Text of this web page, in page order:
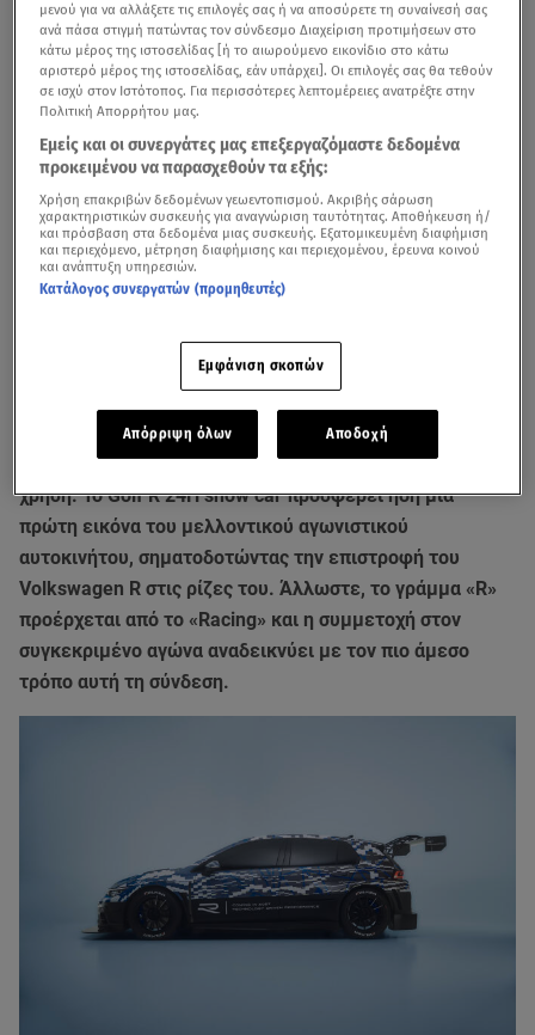
Το 2027, χρονιά κατά την οποία το Volkswagen R
γιορτάζει 25 χρόνια παρουσίας, το premium
στον μηχανοκίνητο αθλητισμό, επιστρέφει δυναμικά
στους αγώνες, με συμμετοχή στο εμβληματικό 24h
εξελίσσει, σε συνεργασία με τη Max Kruse Racing, ένα
τετρακίνητο Golf R ειδικά σχεδιασμένο για αγωνιστική
χρήση. Το Golf R 24H show car προσφέρει ήδη μια
πρώτη εικόνα του μελλοντικού αγωνιστικού
αυτοκινήτου, σηματοδοτώντας την επιστροφή του
Volkswagen R στις ρίζες του. Άλλωστε, το γράμμα «R»
προέρχεται από το «Racing» και η συμμετοχή στον
συγκεκριμένο αγώνα αναδεικνύει με τον πιο άμεσο
τρόπο αυτή τη σύνδεση.
μενού για να αλλάξετε τις επιλογές σας ή να αποσύρετε τη συναίνεσή σας
ανά πάσα στιγμή πατώντας τον σύνδεσμο Διαχείριση προτιμήσεων στο
κάτω μέρος της ιστοσελίδας [ή το αιωρούμενο εικονίδιο στο κάτω
αριστερό μέρος της ιστοσελίδας, εάν υπάρχει]. Οι επιλογές σας θα τεθούν
σε ισχύ στον Ιστότοπος. Για περισσότερες λεπτομέρειες ανατρέξτε στην
Πολιτική Απορρήτου μας.
Εμείς και οι συνεργάτες μας επεξεργαζόμαστε δεδομένα
προκειμένου να παρασχεθούν τα εξής:
Χρήση επακριβών δεδομένων γεωεντοπισμού. Ακριβής σάρωση
χαρακτηριστικών συσκευής για αναγνώριση ταυτότητας. Αποθήκευση ή/
και πρόσβαση στα δεδομένα μιας συσκευής. Εξατομικευμένη διαφήμιση
και περιεχόμενο, μέτρηση διαφήμισης και περιεχομένου, έρευνα κοινού
και ανάπτυξη υπηρεσιών.
Κατάλογος συνεργατών (προμηθευτές)
Εμφάνιση σκοπών
Απόρριψη όλων Αποδοχή